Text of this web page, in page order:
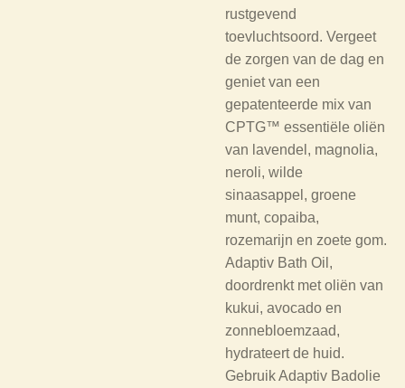
rustgevend
toevluchtsoord. Vergeet
de zorgen van de dag en
geniet van een
gepatenteerde mix van
CPTG™ essentiële oliën
van lavendel, magnolia,
neroli, wilde
sinaasappel, groene
munt, copaiba,
rozemarijn en zoete gom.
Adaptiv Bath Oil,
doordrenkt met oliën van
kukui, avocado en
zonnebloemzaad,
hydrateert de huid.
Gebruik Adaptiv Badolie